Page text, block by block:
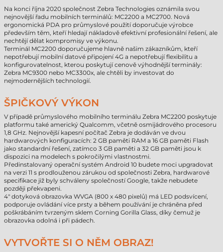
Na konci října 2020 společnost Zebra Technologies oznámila svou
nejnovější řadu mobilních terminálů: MC2200 a MC2700. Nová
ergonomická PDA pro průmyslové použití doporučuje výrobce
především těm, kteří hledají nákladově efektivní profesionální řešení, ale
nechtějí dělat kompromisy ve výkonu.
Terminál MC2200 doporučujeme hlavně našim zákazníkům, kteří
nepotřebují mobilní datové připojení 4G a nepotřebují flexibilitu a
konfigurovatelnost, kterou poskytují cenově výhodnější terminály:
Zebra MC9300 nebo MC3300x, ale chtěli by investovat do
nejmodernějších technologií.
ŠPIČKOVÝ VÝKON
V případě průmyslového mobilního terminálu Zebra MC2200 poskytuje
platformu také americký Qualcomm, včetně osmijádrového procesoru
1,8 GHz. Nejnovější kapesní počítač Zebra je dodáván ve dvou
hardwarových konfiguracích: 2 GB paměti RAM a 16 GB paměti Flash
jako standardní řešení, zatímco 3 GB paměti a 32 GB paměti jsou k
dispozici na modelech s pokročilými vlastnostmi.
Předinstalovaný operační systém Android 10 budete moci upgradovat
na verzi 11 s prodlouženou zárukou od společnosti Zebra, hardwarové
specifikace již byly schváleny společností Google, takže nebudete
později překvapeni.
4" dotyková obrazovka WVGA (800 x 480 pixelů) má LED podsvícení,
podporuje ovládání více prsty a během používání je chráněna před
poškrábáním tvrzeným sklem Corning Gorilla Glass, díky čemuž je
obrazovka odolná i při pádech.
VYTVOŘTE SI O NĚM OBRAZ!